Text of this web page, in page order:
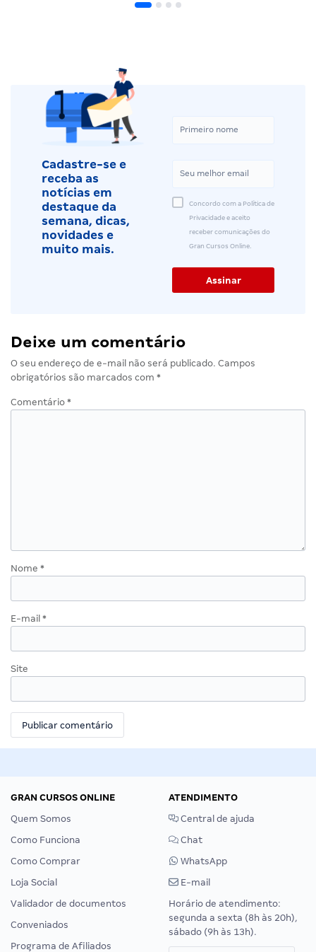
Cadastre-se e
receba as
notícias em
destaque da
semana, dicas,
novidades e
muito mais.
Concordo com a Política de
Privacidade e aceito
receber comunicações do
Gran Cursos Online.
Deixe um comentário
O seu endereço de e-mail não será publicado. Campos
obrigatórios são marcados com *
Comentário *
Nome *
E-mail *
Site
GRAN CURSOS ONLINE
Quem Somos
Como Funciona
Como Comprar
Loja Social
Validador de documentos
Conveniados
Programa de Afiliados
ATENDIMENTO
Central de ajuda
Chat
WhatsApp
E-mail
Horário de atendimento:
segunda a sexta (8h às 20h),
sábado (9h às 13h).